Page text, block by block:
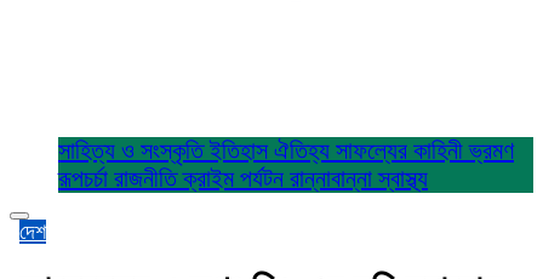
সাহিত্য ও সংস্কৃতিইতিহাস ঐতিহ্য সাফল্যের কাহিনীভ্রমণ
রূপচর্চা রাজনীতিক্রাইম পর্যটন রান্নাবান্নাস্বাস্থ্য
দেশ